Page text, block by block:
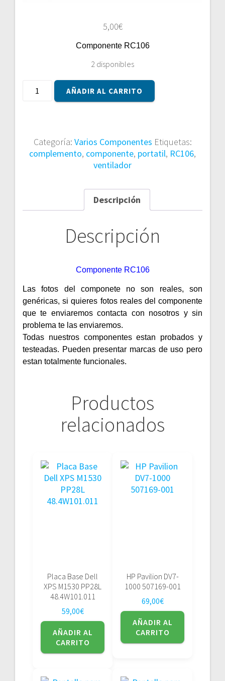
5,00€
Componente RC106
2 disponibles
Componente
RC106
AÑADIR AL CARRITO
Categoría: Varios Componentes Etiquetas:
complemento, componente, portatil, RC106,
ventilador
Descripción
Descripción
Componente RC106
Las fotos del componete no son reales, son
genéricas, si quieres fotos reales del componente
que te enviaremos contacta con nosotros y sin
problema te las enviaremos.
Todas nuestros componentes estan probados y
testeadas. Pueden presentar marcas de uso pero
estan totalmente funcionales.
Productos
relacionados
Placa Base Dell
XPS M1530 PP28L
48.4W101.011
59,00€
AÑADIR AL
CARRITO
HP Pavilion DV7-
1000 507169-001
69,00€
AÑADIR AL
CARRITO